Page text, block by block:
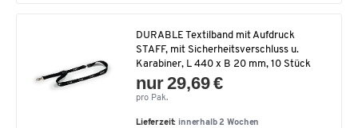
DURABLE Textilband mit Aufdruck
STAFF, mit Sicherheitsverschluss u.
Karabiner, L 440 x B 20 mm, 10 Stück
nur 29,69 €
pro Pak.
Lieferzeit: innerhalb 2 Wochen